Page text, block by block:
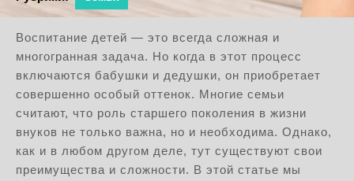
Воспитание детей — это всегда сложная и
многогранная задача. Но когда в этот процесс
включаются бабушки и дедушки, он приобретает
совершенно особый оттенок. Многие семьи
считают, что роль старшего поколения в жизни
внуков не только важна, но и необходима. Однако,
как и в любом другом деле, тут существуют свои
преимущества и сложности. В этой статье мы